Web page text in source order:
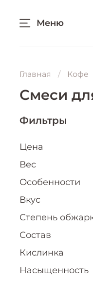
Меню
Главная
Кофе
Смеси
Фильтры
Цена
Вес
Особенности
Вкус
Степень
Состав
Кислинка
Насыщенность